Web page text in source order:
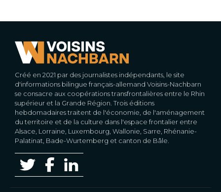
Créé en 2021 par des journalistes indépendants, le site
d'informations bilingue français-allemand Voisins-Nachbarn
se consacre aux coopérations transfrontalières entre le Rhin
supérieur et la Grande Région. Trois éditions
hebdomadaires traitent de l'économie, de l'aménagement
du territoire et de la culture dans l'espace frontalier entre
Alsace, Lorraine, Luxembourg, Wallonie, Sarre, Rhénanie-
Palatinat, Bade-Wurtemberg et canton de Bâle.